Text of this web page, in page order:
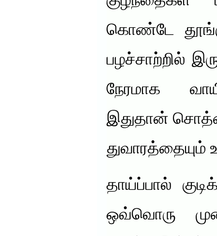
கொண்டே
பழச்சாற்றில்
நேரமாக
இதுதான்
துவாரத்தையும்
தாய்ப்பால்
ஒவ்வொரு